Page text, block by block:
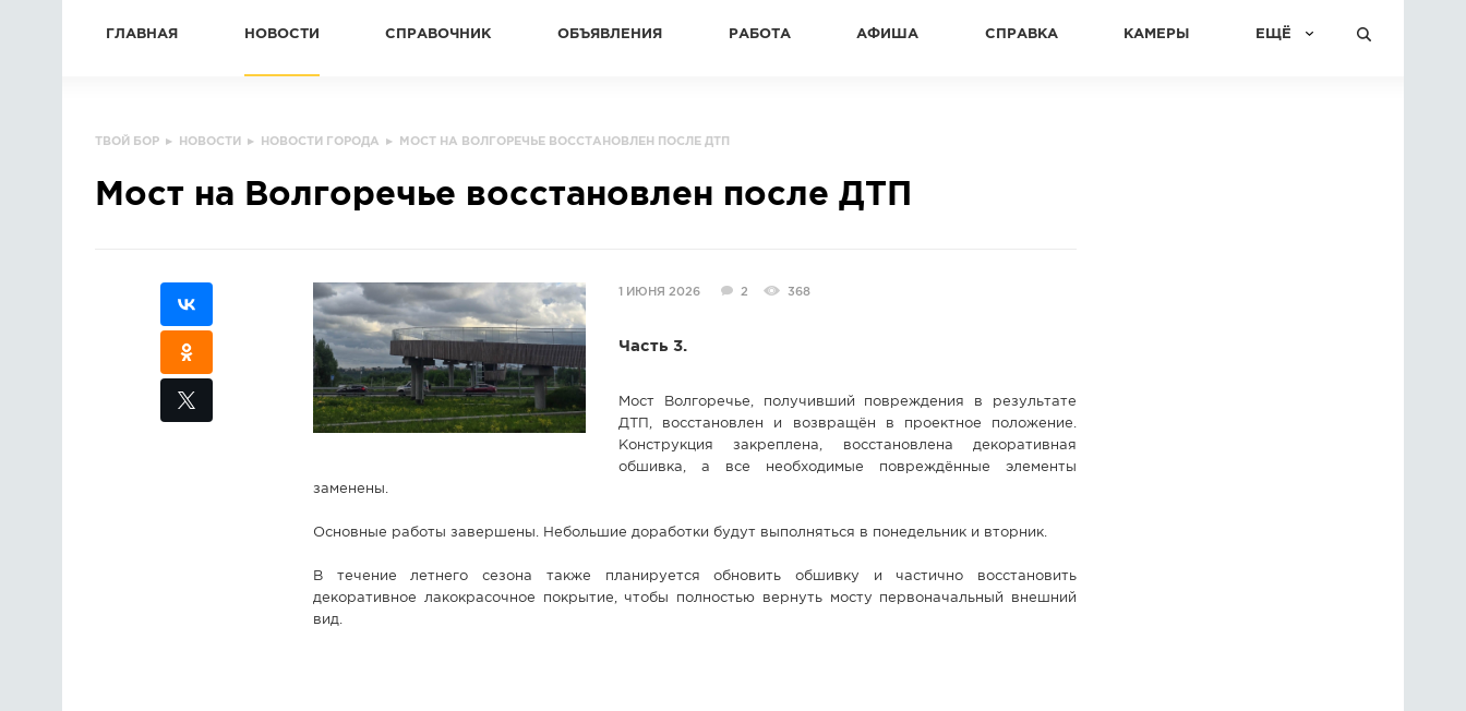
ГЛАВНАЯ НОВОСТИ СПРАВОЧНИК ОБЪЯВЛЕНИЯ РАБОТА АФИША СПРАВКА КАМЕРЫ ЕЩЁ
ТВОЙ БОР ▸ НОВОСТИ ▸ НОВОСТИ ГОРОДА ▸ МОСТ НА ВОЛГОРЕЧЬЕ ВОССТАНОВЛЕН ПОСЛЕ ДТП
Мост на Волгоречье восстановлен после ДТП
1 ИЮНЯ 2026 2 368
Часть 3.
Мост Волгоречье, получивший повреждения в результате
ДТП, восстановлен и возвращён в проектное положение.
Конструкция закреплена, восстановлена декоративная
обшивка, а все необходимые повреждённые элементы
заменены.
Основные работы завершены. Небольшие доработки будут выполняться в понедельник и вторник.
В течение летнего сезона также планируется обновить обшивку и частично восстановить
декоративное лакокрасочное покрытие, чтобы полностью вернуть мосту первоначальный внешний
вид.